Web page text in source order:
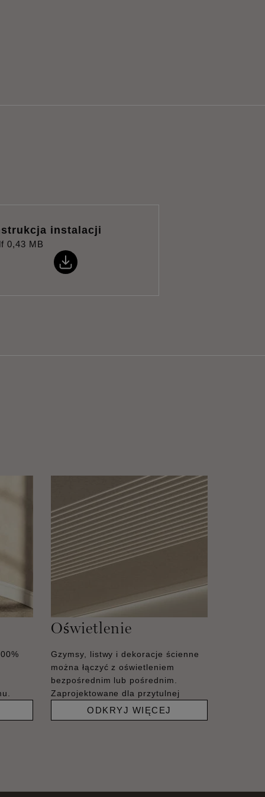
instalacji
0,43 MB
Oświetlenie
Gzymsy, listwy i dekoracje ścienne
można łączyć z oświetleniem
bezpośrednim lub pośrednim.
Zaprojektowane dla przytulnej
ODKRYJ WIĘCEJ